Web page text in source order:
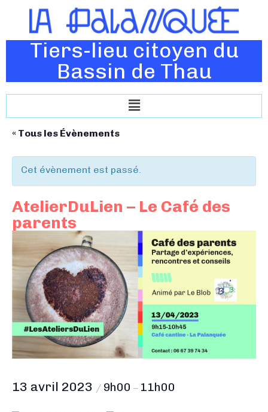
Tiers-lieu citoyen du
Bassin de Thau
« Tous les Évènements
Cet évènement est passé.
AtelierDuLien – Le Café des
parents
13 avril 2023 / 9h00 – 11h00